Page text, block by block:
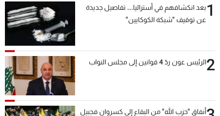
1بعد انكشافهم في أستراليا... تفاصيل جديدة
عن توقيف "شبكة الكوكايين"
2الرئيس عون ردّ 4 قوانين إلى مجلس النواب
أنفاق "حزب الله" من البقاع إلى كسروان فجبيل
الإنـتـاج
لاعلاناتكم
تواصل معنا
سياسة الخصوصية